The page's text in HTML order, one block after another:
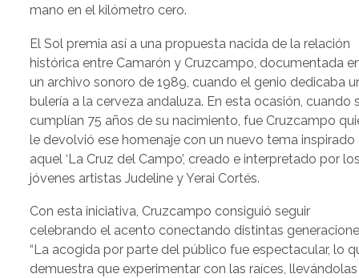
mano en el kilómetro cero.
El Sol premia así a una propuesta nacida de la relación
histórica entre Camarón y Cruzcampo, documentada
un archivo sonoro de 1989, cuando el genio dedicaba
bulería a la cerveza andaluza. En esta ocasión, cuando
cumplían 75 años de su nacimiento, fue Cruzcampo
le devolvió ese homenaje con un nuevo tema inspirado
aquel ‘La Cruz del Campo’, creado e interpretado por
jóvenes artistas Judeline y Yerai Cortés.
Con esta iniciativa, Cruzcampo consiguió seguir
celebrando el acento conectando distintas
“La acogida por parte del público fue espectacular, lo
demuestra que experimentar con las raíces, llevándolas